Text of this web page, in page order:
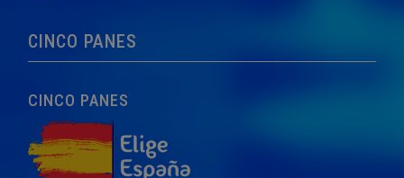
CINCO PANES
CINCO PANES